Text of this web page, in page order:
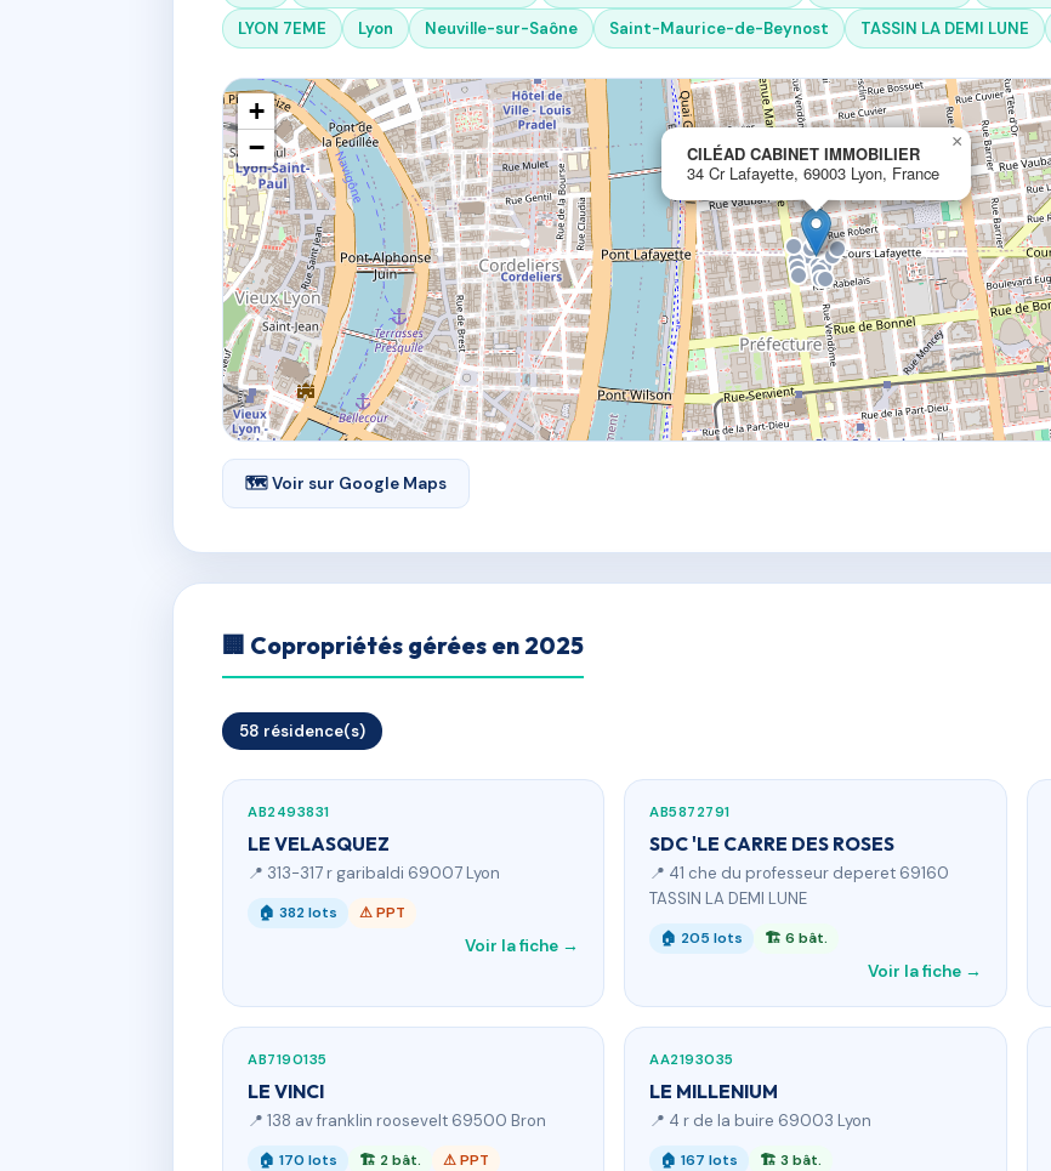
LYON 7EME
Lyon Neuville-sur-Saône Saint-Maurice-de-Beynost TASSIN LA DEMI LUNE
CILÉAD CABINET IMMOBILIER
34 Cr Lafayette, 69003 Lyon, France
×
+
−
🗺 Voir sur Google Maps
🏢 Copropriétés gérées en 2025
58 résidence(s)
AB2493831
LE VELASQUEZ
📍 313-317 r garibaldi 69007 Lyon
🏠 382 lots ⚠ PPT
Voir la fiche →
AB5872791
SDC 'LE CARRE DES ROSES
📍 41 che du professeur deperet 69160
TASSIN LA DEMI LUNE
🏠 205 lots 🏗 6 bât.
Voir la fiche →
AB7190135
LE VINCI
📍 138 av franklin roosevelt 69500 Bron
🏠 170 lots 🏗 2 bât. ⚠ PPT
AA2193035
LE MILLENIUM
📍 4 r de la buire 69003 Lyon
🏠 167 lots 🏗 3 bât.